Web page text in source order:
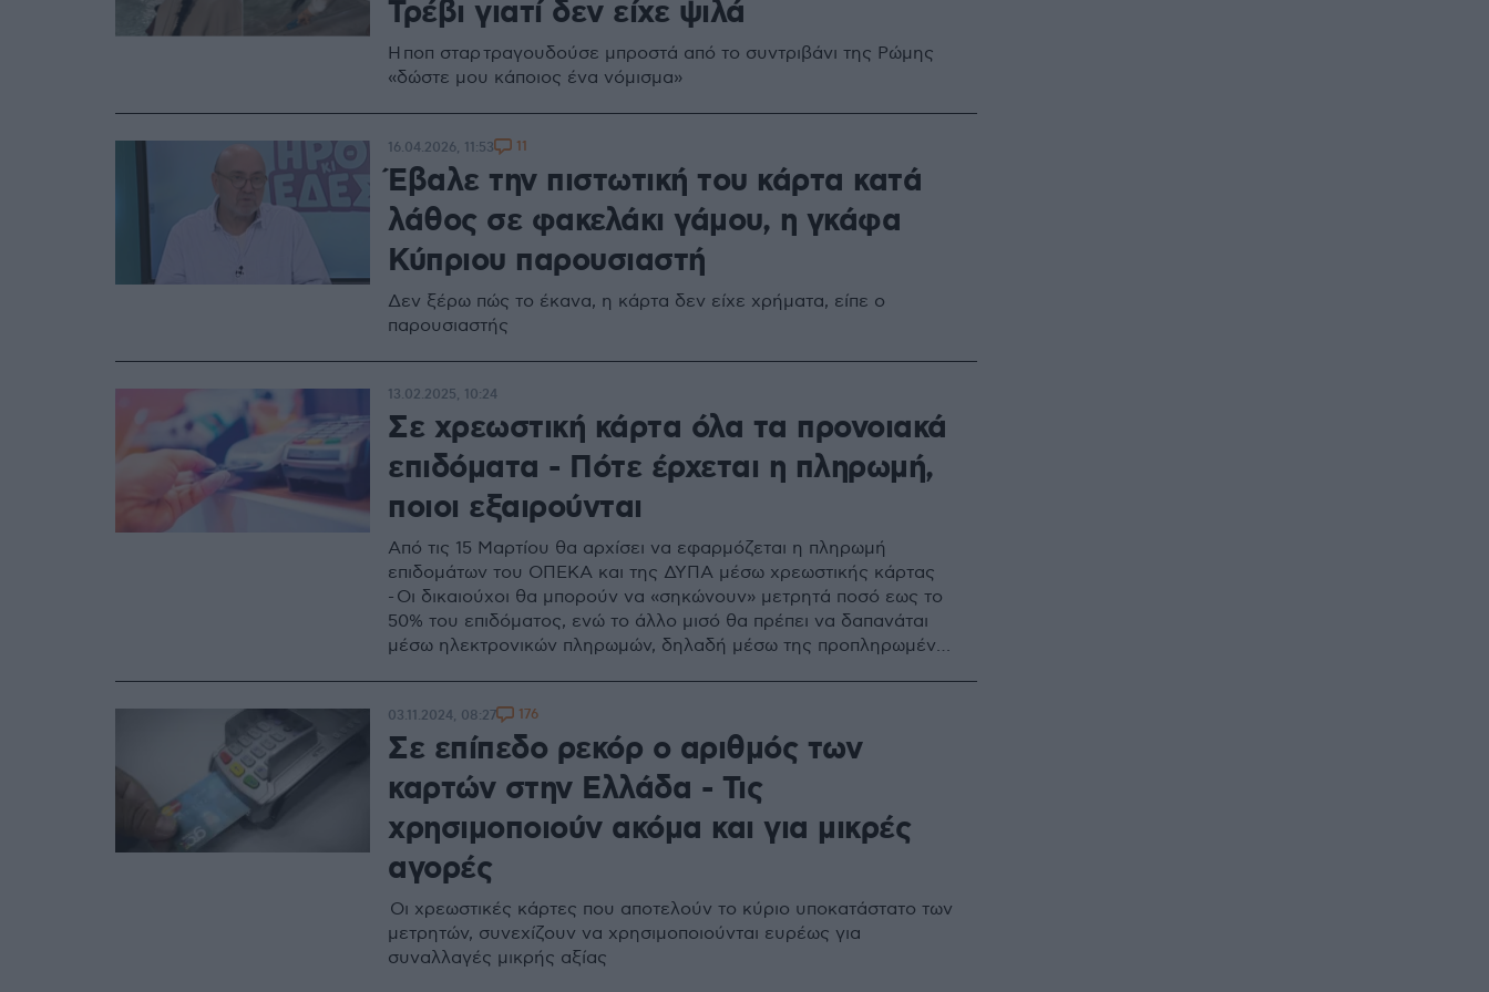
Τρέβι γιατί δεν είχε ψιλά
Η ποπ σταρ τραγουδούσε μπροστά από το συντριβάνι της Ρώμης
«δώστε μου κάποιος ένα νόμισμα»
Έβαλε την πιστωτική του κάρτα κατά
λάθος σε φακελάκι γάμου, η γκάφα
Κύπριου παρουσιαστή
Δεν ξέρω πώς το έκανα, η κάρτα δεν είχε χρήματα, είπε ο
παρουσιαστής
16.04.2026, 11:53 11
Σε χρεωστική κάρτα όλα τα προνοιακά
επιδόματα - Πότε έρχεται η πληρωμή,
ποιοι εξαιρούνται
Από τις 15 Μαρτίου θα αρχίσει να εφαρμόζεται η πληρωμή
επιδομάτων του ΟΠΕΚΑ και της ΔΥΠΑ μέσω χρεωστικής κάρτας
- Οι δικαιούχοι θα μπορούν να «σηκώνουν» μετρητά ποσό εως το
50% του επιδόματος, ενώ το άλλο μισό θα πρέπει να δαπανάται
μέσω ηλεκτρονικών πληρωμών, δηλαδή μέσω της προπληρωμένης
13.02.2025, 10:24
Σε επίπεδο ρεκόρ ο αριθμός των
καρτών στην Ελλάδα - Τις
χρησιμοποιούν ακόμα και για μικρές
αγορές
Οι χρεωστικές κάρτες που αποτελούν το κύριο υποκατάστατο των
μετρητών, συνεχίζουν να χρησιμοποιούνται ευρέως για
συναλλαγές μικρής αξίας
03.11.2024, 08:27 176